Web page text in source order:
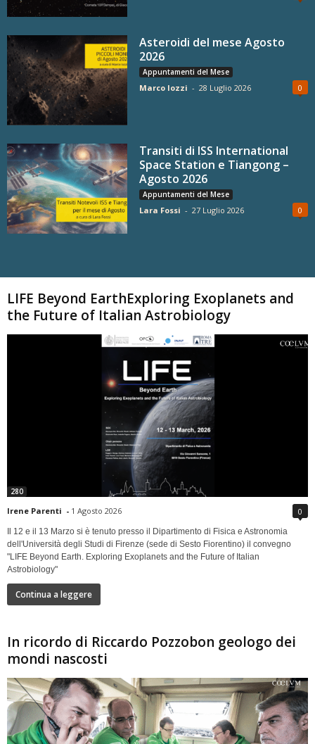
Asteroidi del mese Agosto
2026
Appuntamenti del Mese
Marco Iozzi - 28 Luglio 2026 0
Transiti di ISS International
Space Station e Tiangong –
Agosto 2026
Appuntamenti del Mese
Lara Fossi - 27 Luglio 2026 0
LIFE Beyond EarthExploring Exoplanets and
the Future of Italian Astrobiology
280
Irene Parenti - 1 Agosto 2026 0
Il 12 e il 13 Marzo si è tenuto presso il Dipartimento di Fisica e Astronomia
dell'Università degli Studi di Firenze (sede di Sesto Fiorentino) il convegno
"LIFE Beyond Earth. Exploring Exoplanets and the Future of Italian
Astrobiology"
Continua a leggere
In ricordo di Riccardo Pozzobon geologo dei
mondi nascosti